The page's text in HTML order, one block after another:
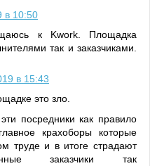
в 10:50
к Kwork. Площадка
так и заказчиками.
в 15:43
это зло.
посредники как правило
крахоборы которые
труде и в итоге страдают
заказчики так